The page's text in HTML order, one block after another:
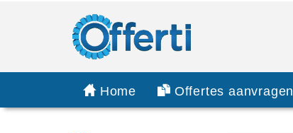
Home Offertes aanvragen